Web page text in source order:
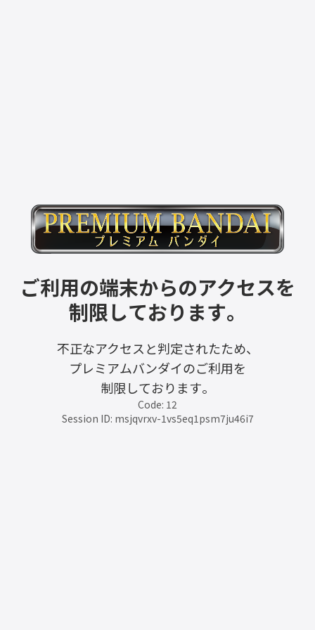
ご利用の端末からのアクセスを
制限しております。
不正なアクセスと判定されたため、
プレミアムバンダイのご利用を
制限しております。
Code: 12
Session ID: msjqvrxv-1vs5eq1psm7ju46i7